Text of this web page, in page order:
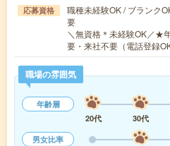
応募資格
職種未経験OK / ブランク
要
＼無資格＊未経験OK／★
要・来社不要（電話登録
職場の雰囲気
年齢層
20代
30代
男女比率